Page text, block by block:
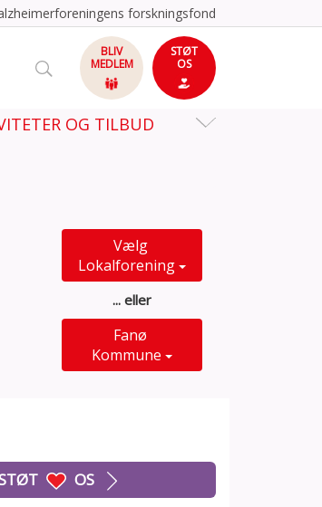
forskningsfond
BLIV
MEDLEM
STØT
OS
OG TILBUD
Vælg
Lokalforening
... eller
Fanø
Kommune
OS